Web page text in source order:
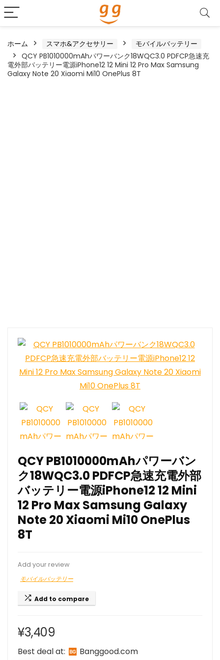
ホーム スマホ&アクセサリー
モバイルバッテリー
QCY PB1010000mAhパワーバンク18WQC3.0 PDFCP急速充
電外部バッテリー電源iPhone12 12 Mini 12 Pro Max Samsung
Galaxy Note 20 Xiaomi Mi10 OnePlus 8T
QCY PB1010000mAhパワーバン
ク18WQC3.0 PDFCP急速充電外部
バッテリー電源iPhone12 12 Mini
12 Pro Max Samsung Galaxy
Note 20 Xiaomi Mi10 OnePlus
8T
Add your review
モバイルバッテリー
Add to compare
¥3,409
Best deal at: banggood.com